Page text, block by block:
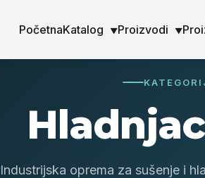
PočetnaKatalog ▼Proizvodi ▼
Industrijska oprema za sušenje i